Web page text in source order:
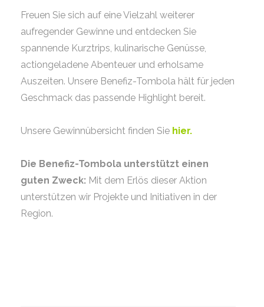
Freuen Sie sich auf eine Vielzahl weiterer
aufregender Gewinne und entdecken Sie
spannende Kurztrips, kulinarische Genüsse,
actiongeladene Abenteuer und erholsame
Auszeiten. Unsere Benefiz-Tombola hält für jeden
Geschmack das passende Highlight bereit.
Unsere Gewinnübersicht finden Sie hier.
Die Benefiz-Tombola unterstützt einen
guten Zweck: Mit dem Erlös dieser Aktion
unterstützen wir Projekte und Initiativen in der
Region.